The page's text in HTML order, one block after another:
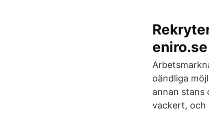
eniro.se
oändliga
annan stans
vackert, och